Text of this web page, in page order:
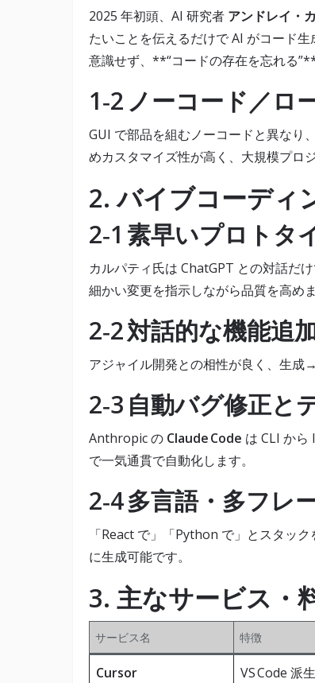
2025 年初頭、AI 研究者 アンドレイ・
たいことを伝えるだけで AI がコード
意識せず、**“コードの存在を忘れる
1‑2 ノーコード／ロ
GUI で部品を組むノーコードと異なり
めカスタマイズ性が高く、大規模プロ
2. バイブコーディ
2‑1 素早いプロトタ
カルパティ氏は ChatGPT との対話だ
細かい変更を指示しながら品質を高めま
2‑2 対話的な機能追
アジャイル開発との相性が良く、生
2‑3 自動バグ修正と
Anthropic の Claude Code は CLI から
で一気通貫で自動化します。
2‑4 多言語・多フレ
「React で」「Python で」とスタッ
に生成可能です。
3. 主なサービス・
サービス名 特徴
Cursor
VS Code 派